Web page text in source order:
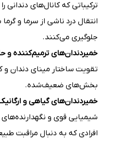
ترکیباتی که کانال‌های دندانی
انتقال درد ناشی از سرما و
جلوگیری می‌کنند.
خمیردندان‌های ترمیم‌کننده و
تقویت ساختار مینای دندان و
بخش‌های ضعیف‌شده.
خمیردندان‌های گیاهی و
شیمیایی قوی و
افرادی که به دنبال مراقبت